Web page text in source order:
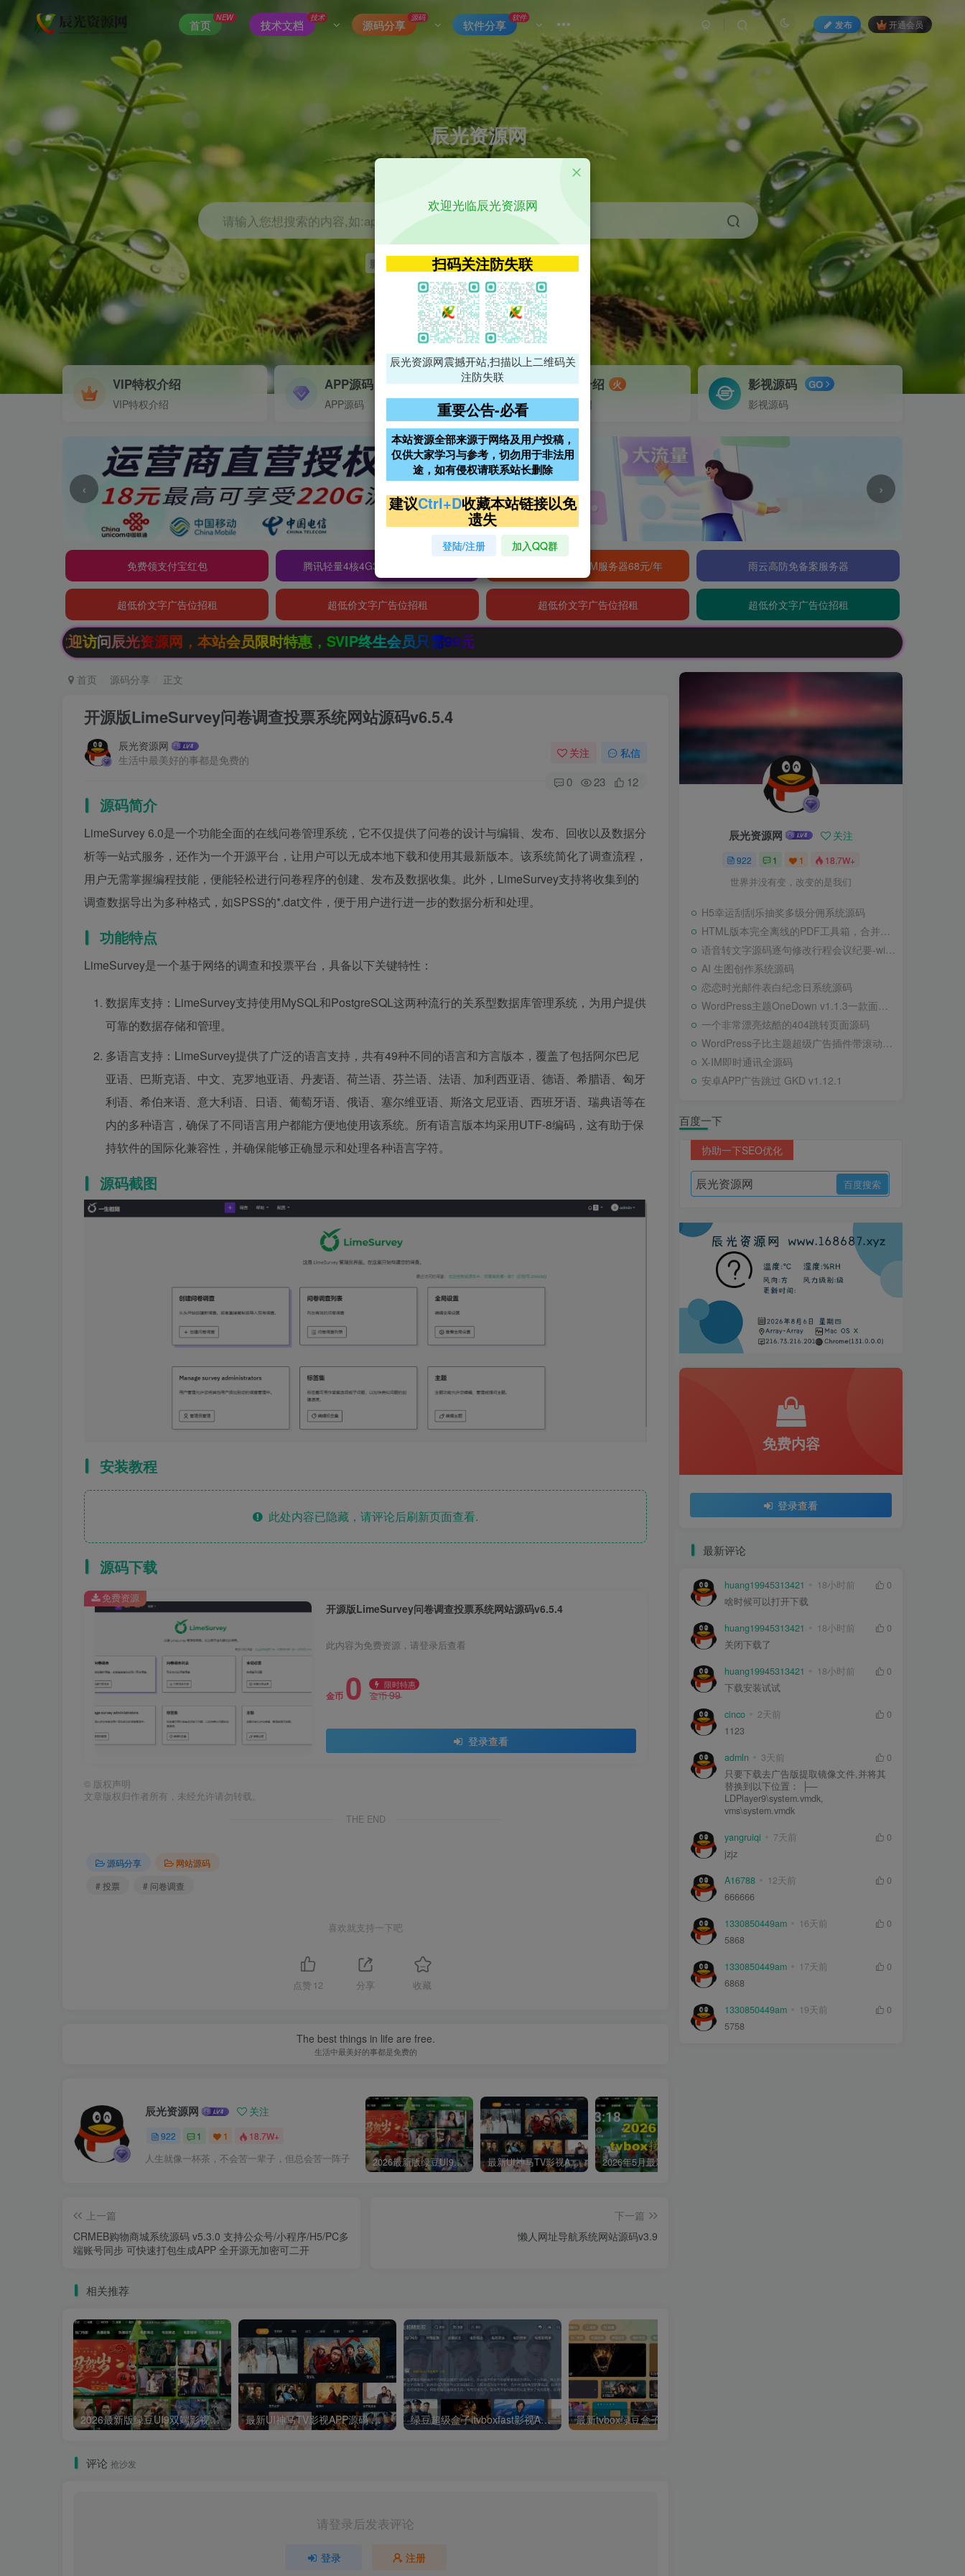
首页
NEW
技术文档
技术
源码分享
源码
软件分享
软件
发布 开通会员
辰光资源网
优质的网络资源分享平台
请输入您想搜索的内容,如:app源码
影视 神马 getapp 原神
VIP特权介绍
VIP特权介绍
APP源码
APP源码
VIP特权介绍 火
VIP特权介绍
影视源码 GO
影视源码
‹ ›
免费领支付宝红包 腾讯轻量4核4G3M服务器38元/年 阿里云2核2G200M服务器68元/年 雨云高防免备案服务器
超低价文字广告位招租 超低价文字广告位招租 超低价文字广告位招租 超低价文字广告位招租
资源网，本站会员限时特惠，SVIP终生会员只需99元
首页 源码分享 正文
开源版LimeSurvey问卷调查投票系统网站源码v6.5.4
辰光资源网
生活中最美好的事都是免费的
关注 私信
0 23 12
源码简介
LimeSurvey 6.0是一个功能全面的在线问卷管理系统，它不仅提供了问卷的设计与编辑、发布、回收以及数据分
析等一站式服务，还作为一个开源平台，让用户可以无成本地下载和使用其最新版本。该系统简化了调查流程，
用户无需掌握编程技能，便能轻松进行问卷程序的创建、发布及数据收集。此外，LimeSurvey支持将收集到的
调查数据导出为多种格式，如SPSS的*.dat文件，便于用户进行进一步的数据分析和处理。
功能特点
LimeSurvey是一个基于网络的调查和投票平台，具备以下关键特性：
数据库支持：LimeSurvey支持使用MySQL和PostgreSQL这两种流行的关系型数据库管理系统，为用户提供
可靠的数据存储和管理。
多语言支持：LimeSurvey提供了广泛的语言支持，共有49种不同的语言和方言版本，覆盖了包括阿尔巴尼
亚语、巴斯克语、中文、克罗地亚语、丹麦语、荷兰语、芬兰语、法语、加利西亚语、德语、希腊语、匈牙
利语、希伯来语、意大利语、日语、葡萄牙语、俄语、塞尔维亚语、斯洛文尼亚语、西班牙语、瑞典语等在
内的多种语言，确保了不同语言用户都能方便地使用该系统。所有语言版本均采用UTF-8编码，这有助于保
持软件的国际化兼容性，并确保能够正确显示和处理各种语言字符。
源码截图
安装教程
此处内容已隐藏，请评论后刷新页面查看.
源码下载
开源版LimeSurvey问卷调查投票系统网站源码v6.5.4
此内容为免费资源，请登录后查看
金币 0 限时特惠
金币99
登录查看
免费资源
© 版权声明
文章版权归作者所有，未经允许请勿转载。
THE END
源码分享
网站源码
# 投票
# 问卷调查
喜欢就支持一下吧
点赞 12 分享 收藏
The best things in life are free.
生活中最美好的事都是免费的
辰光资源网 关注
922 1 1 18.7W+
人生就像一杯茶，不会苦一辈子，但总会苦一阵子 2026最新版绿豆UI9双端影视APP源码 最新UI神马TV影视APP源码 乐檬影视苹果CMS后台 包含前后端源码
上一篇
CRMEB购物商城系统源码 v5.3.0 支持公众号/小程序/H5/PC多
端账号同步 可快速打包生成APP 全开源无加密可二开
下一篇
懒人网址导航系统网站源码v3.9
相关推荐
2026最新版绿豆UI9双端影视APP源码 最新UI神马TV影视APP源码 乐檬影视苹果CMS后台 包含前后端源码 绿豆超级盒子itvboxfast影视APP双端源码 TV+手机双端 支持值波/后台管理仓库/会员系统/卡密系统/批量生成账号 自动换源 集成免签约支付系统
评论 抢沙发
请登录后发表评论
登录 注册
辰光资源网 关注
922 1 1 18.7W+
世界并没有变，改变的是我们
H5幸运刮刮乐抽奖多级分佣系统源码
HTML版本完全离线的PDF工具箱，合并、拆分、旋转、删除、PDF转图片、图片转PDF
语音转文字源码逐句修改行程会议纪要-wisper版本
AI 生图创作系统源码
恋恋时光邮件表白纪念日系统源码
WordPress主题OneDown v1.1.3一款面向个人站长的资源下载、技术教程、内容资讯类站点的 WordPress 主题
一个非常漂亮炫酷的404跳转页面源码
WordPress子比主题超级广告插件带滚动公告
X-IM即时通讯全源码
安卓APP广告跳过 GKD v1.12.1
百度一下
协助一下SEO优化
免费内容
登录查看
最新评论
huang19945313421 18小时前
0
啥时候可以打开下载
huang19945313421 18小时前
0
关闭下载了
huang19945313421 18小时前
0
下载安装试试
cinco 2天前
0
1123
admln 3天前
0
只要下载去广告版提取镜像文件,并将其
替换到以下位置： ├—
LDPlayer9\system.vmdk,
vms\system.vmdk
yangruiqi 7天前
0
jzjz
A16788 12天前
0
666666
1330850449am 16天前
0
5868
1330850449am 17天前
0
6868
1330850449am 19天前
0
5758
欢迎光临辰光资源网
扫码关注防失联
辰光资源网震撼开站,扫描以上二维码关
注防失联
重要公告-必看
本站资源全部来源于网络及用户投稿，
仅供大家学习与参考，切勿用于非法用
途，如有侵权请联系站长删除
建议Ctrl+D收藏本站链接以免
遗失
登陆/注册 加入QQ群